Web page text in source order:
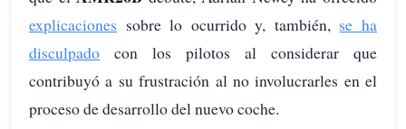
explicaciones sobre lo ocurrido y, también, se ha
disculpado con los pilotos al considerar que
contribuyó a su frustración al no involucrarles en el
proceso de desarrollo del nuevo coche.